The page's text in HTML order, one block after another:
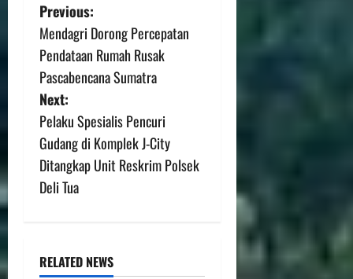
Previous:
Mendagri Dorong Percepatan
Pendataan Rumah Rusak
Pascabencana Sumatra
Next:
Pelaku Spesialis Pencuri
Gudang di Komplek J-City
Ditangkap Unit Reskrim Polsek
Deli Tua
RELATED NEWS